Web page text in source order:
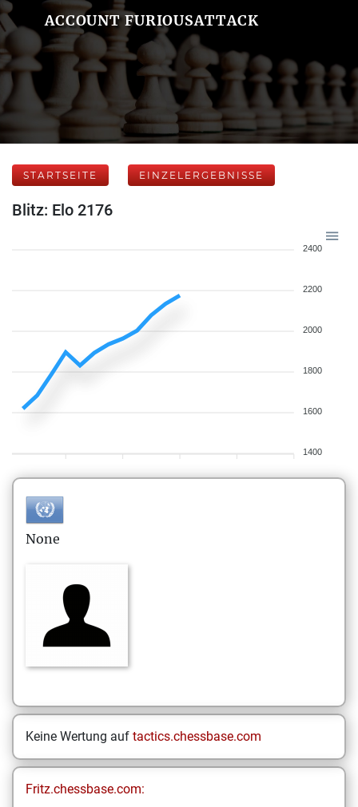
ACCOUNT FURIOUSATTACK
STARTSEITE EINZELERGEBNISSE
Blitz: Elo 2176
2400
2200
2000
1800
1600
1400
None
Keine Wertung auf tactics.chessbase.com
Fritz.chessbase.com: